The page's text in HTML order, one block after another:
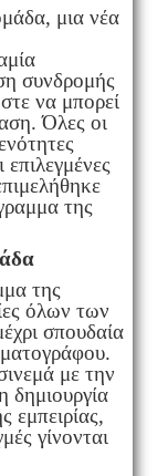
μια νέα
συνδρομής
να μπορεί
Όλες οι
επιλεγμένες
της
της
όλων των
σπουδαία
με την
δημιουργία
εμπειρίας,
γίνονται